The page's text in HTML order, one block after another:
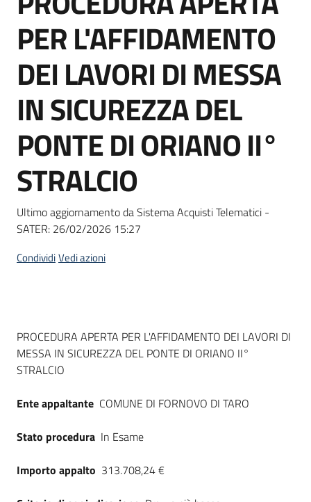
strumenti
acquisto
Supporto
Piattaforme
telematiche
Seguici
su
PER L'AFFIDAMENTO
DEI LAVORI DI MESSA
IN SICUREZZA DEL
PONTE DI ORIANO II°
STRALCIO
Ultimo aggiornamento da Sistema Acquisti Telematici -
SATER: 26/02/2026 15:27
CondividiVedi azioni
Dati del bando
PROCEDURA APERTA PER L'AFFIDAMENTO DEI LAVORI DI
MESSA IN SICUREZZA DEL PONTE DI ORIANO II°
STRALCIO
Ente appaltante COMUNE DI FORNOVO DI TARO
Stato procedura In Esame
Importo appalto 313.708,24 €